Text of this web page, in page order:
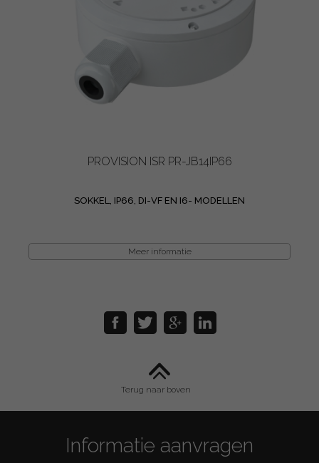
PROVISION ISR PR-JB14IP66
SOKKEL, IP66, DI-VF EN I6- MODELLEN
Meer informatie
Terug naar boven
Informatie aanvragen